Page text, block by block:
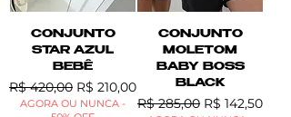
CONJUNTO
STAR AZUL
BEBÊ
Preço normal
R$ 420,00 Preço promocional
R$ 210,00
AGORA OU NUNCA -
CONJUNTO
MOLETOM
BABY BOSS
BLACK
Preço normal
R$ 285,00 Preço
R$ 142,50